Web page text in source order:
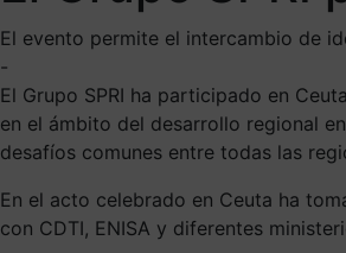
El evento permite el intercambio de
-
El Grupo SPRI ha participado en
en el ámbito del desarrollo regional
desafíos comunes entre todas las
En el acto celebrado en Ceuta ha
con CDTI, ENISA y diferentes